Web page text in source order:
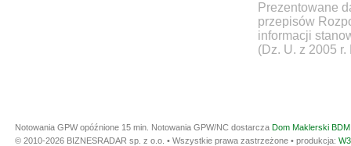
Prezentowane
przepisów
informacji
(Dz. U. z 2005
Notowania GPW opóźnione 15 min. Notowania GPW/NC dostarcza Dom Maklerski
© 2010-2026 BIZNESRADAR sp. z o.o. • Wszystkie prawa zastrzeżone • produkcja: